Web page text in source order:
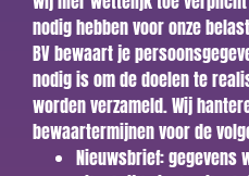
nodig hebben voor onze
BV bewaart je
nodig is om de doelen te
worden verzameld. Wij
bewaartermijnen voor de
Nieuwsbrief: gegevens